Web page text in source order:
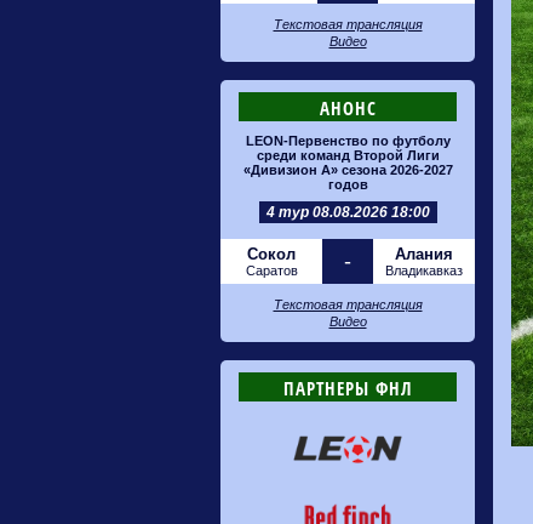
Текстовая трансляция
Видео
АНОНС
LEON-Первенство по футболу
среди команд Второй Лиги
«Дивизион А» сезона 2026-2027
годов
4 тур 08.08.2026 18:00
Сокол
Саратов - Алания
Владикавказ
Текстовая трансляция
Видео
ПАРТНЕРЫ ФНЛ